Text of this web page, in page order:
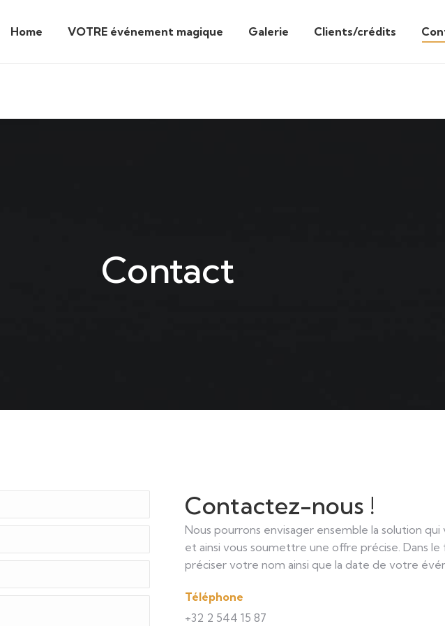
Home VOTRE événement magique Galerie Clients/crédits
Contact
Contactez-nous !
Nous pourrons envisager ensemble la solution
et ainsi vous soumettre une offre précise. Dans le
préciser votre nom ainsi que la date de votre
Téléphone
+32 2 544 15 87